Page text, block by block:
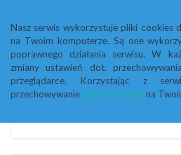
Nasz serwis wykorzystuje pliki cookies
na Twoim komputerze. Są one
poprawnego działania serwisu. W
zmiany ustawień dot.
przeglądarce. Korzystając z
przechowywanie plików cookiesna